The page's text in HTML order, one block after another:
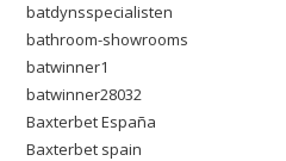
batdynsspecialisten
bathroom-showrooms
batwinner1
batwinner28032
Baxterbet España
Baxterbet spain